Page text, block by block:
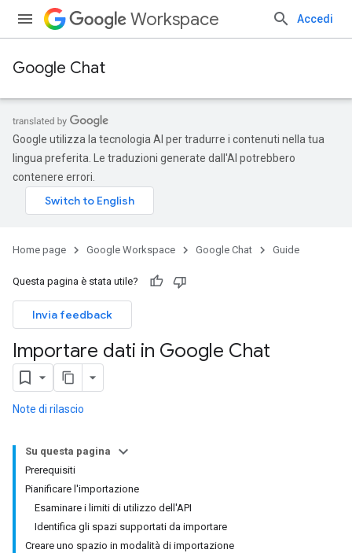
Workspace Accedi
Google Chat
Google utilizza la tecnologia AI per tradurre i contenuti nella tua
lingua preferita. Le traduzioni generate dall'AI potrebbero
contenere errori.
Home page Google Workspace Google Chat Guide
Questa pagina è stata utile?
Invia feedback
Importare dati in Google Chat
Note di rilascio
Su questa pagina
Prerequisiti
Pianificare l'importazione
Esaminare i limiti di utilizzo dell'API
Identifica gli spazi supportati da importare
Creare uno spazio in modalità di importazione